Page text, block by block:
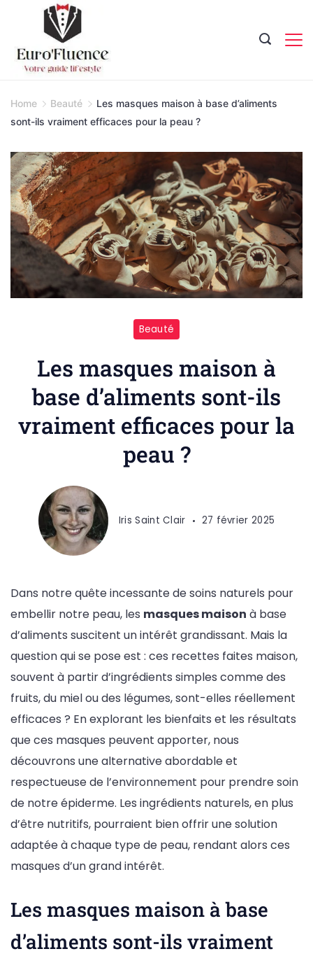
content
Home Beauté
Les masques maison à base d’aliments
sont-ils vraiment efficaces pour la peau ?
Beauté
Les masques maison à
base d’aliments sont-ils
vraiment efficaces pour la
peau ?
Iris Saint Clair 27 février 2025
Dans notre quête incessante de soins naturels pour
embellir notre peau, les masques maison à base
d’aliments suscitent un intérêt grandissant. Mais la
question qui se pose est : ces recettes faites maison,
souvent à partir d’ingrédients simples comme des
fruits, du miel ou des légumes, sont-elles réellement
efficaces ? En explorant les bienfaits et les résultats
que ces masques peuvent apporter, nous
découvrons une alternative abordable et
respectueuse de l’environnement pour prendre soin
de notre épiderme. Les ingrédients naturels, en plus
d’être nutritifs, pourraient bien offrir une solution
adaptée à chaque type de peau, rendant alors ces
masques d’un grand intérêt.
Les masques maison à base
d’aliments sont-ils vraiment